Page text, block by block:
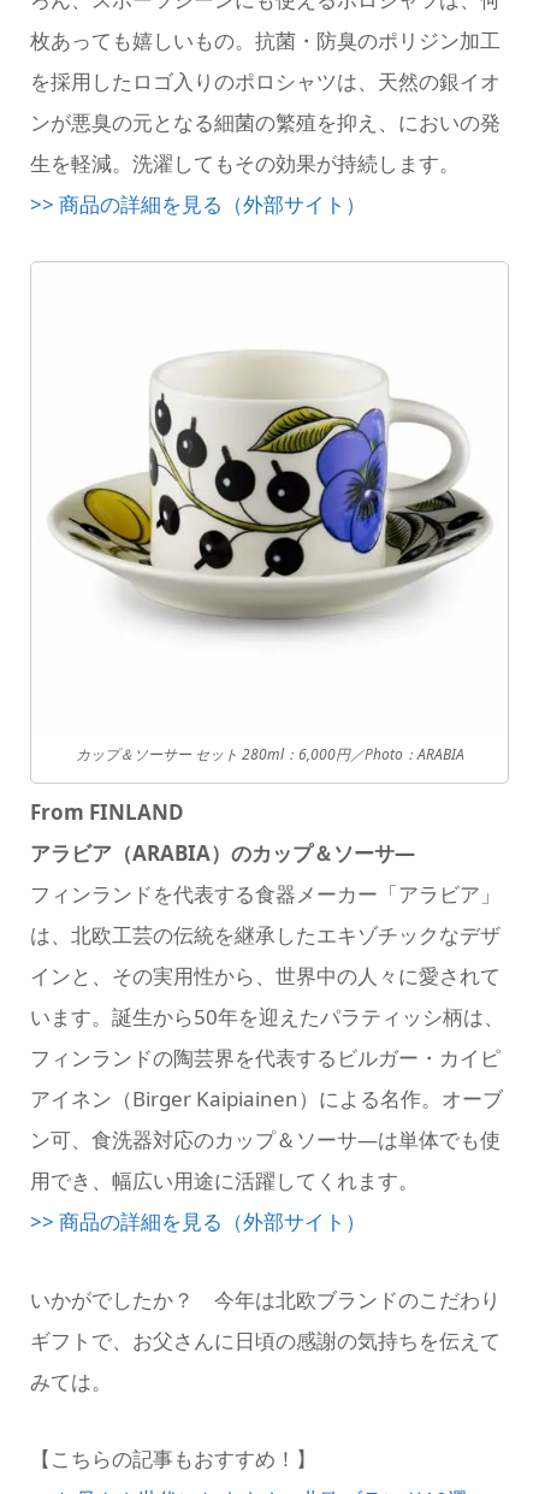
枚あっても嬉しいもの。抗菌・防臭のポリジン加工
を採用したロゴ入りのポロシャツは、天然の銀イオ
ンが悪臭の元となる細菌の繁殖を抑え、においの発
生を軽減。洗濯してもその効果が持続します。
>> 商品の詳細を見る（外部サイト）
カップ＆ソーサー セット 280ml：6,000円／Photo：ARABIA
From FINLAND
アラビア（ARABIA）のカップ＆ソーサ―
フィンランドを代表する食器メーカー「アラビア」
は、北欧工芸の伝統を継承したエキゾチックなデザ
インと、その実用性から、世界中の人々に愛されて
います。誕生から50年を迎えたパラティッシ柄は、
フィンランドの陶芸界を代表するビルガー・カイピ
アイネン（Birger Kaipiainen）による名作。オーブ
ン可、食洗器対応のカップ＆ソーサ―は単体でも使
用でき、幅広い用途に活躍してくれます。
>> 商品の詳細を見る（外部サイト）
いかがでしたか？ 今年は北欧ブランドのこだわり
ギフトで、お父さんに日頃の感謝の気持ちを伝えて
みては。
【こちらの記事もおすすめ！】